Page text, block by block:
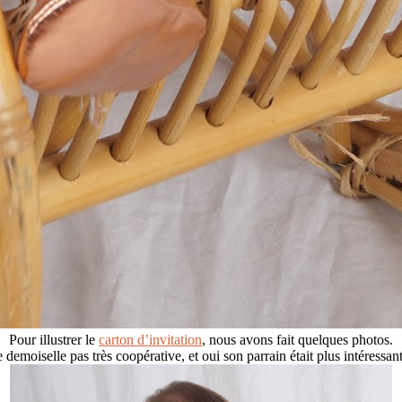
Pour illustrer le carton d’invitation, nous avons fait quelques photos.
demoiselle pas très coopérative, et oui son parrain était plus